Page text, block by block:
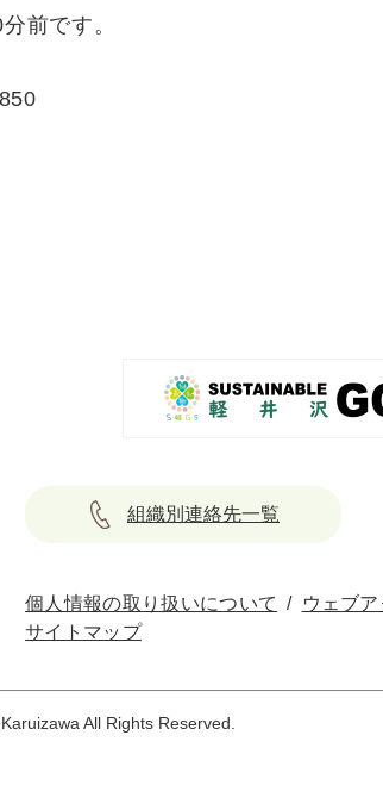
前です。
組織別連絡先一覧
個人情報の取り扱いについて
ウェブ
サイトマップ
All Rights Reserved.